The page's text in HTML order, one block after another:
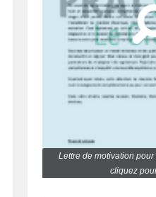
Lettre de motivation
cliquez